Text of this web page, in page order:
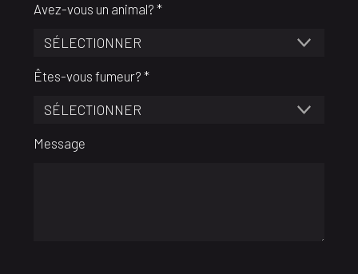
Avez-vous un animal? *
Êtes-vous fumeur? *
Message